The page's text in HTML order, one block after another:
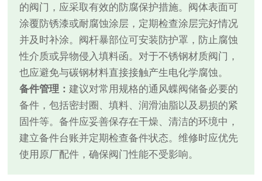
的阀门，应采取有效的防腐保护措施。阀体表面可
涂覆防锈漆或耐腐蚀涂层，定期检查涂层完好情况
并及时补涂。阀杆暴部位可安装防护罩，防止腐蚀
性介质或异物侵入填料函。对于不锈钢材质阀门，
也应避免与碳钢材料直接接触产生电化学腐蚀。
备件管理：建议对常用规格的通风蝶阀储备必要的
备件，包括密封圈、填料、润滑油脂以及易损的紧
固件等。备件应妥善保存在干燥、清洁的环境中，
建立备件台账并定期检查备件状态。维修时应优先
使用原厂配件，确保阀门性能不受影响。